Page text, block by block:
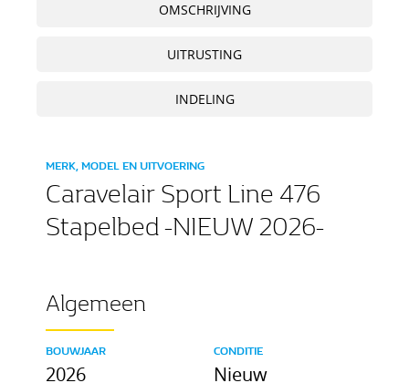
OMSCHRIJVING
UITRUSTING
INDELING
MERK, MODEL EN UITVOERING
Caravelair Sport Line 476
Stapelbed -NIEUW 2026-
Algemeen
BOUWJAAR
2026
CONDITIE
Nieuw